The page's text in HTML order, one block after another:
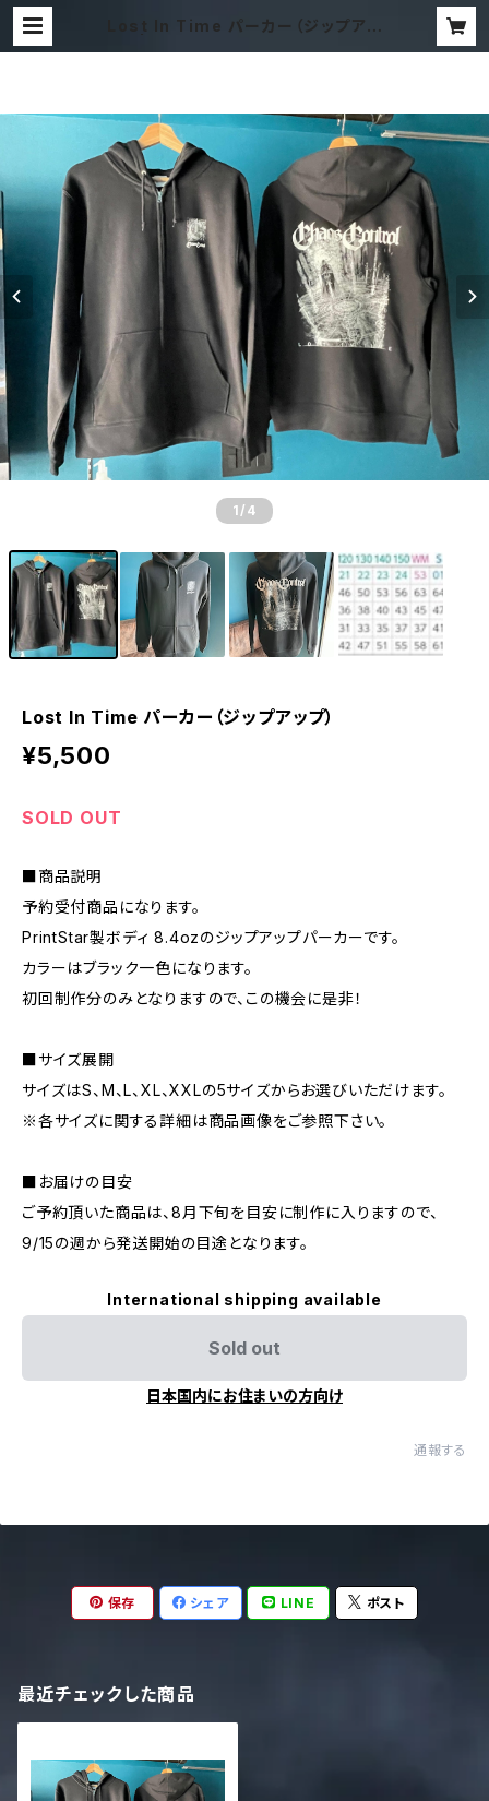
Lost In Time パーカー（ジップアッ
1 /4
Lost In Time パーカー（ジップアップ）
¥5,500
SOLD OUT
■商品説明
予約受付商品になります。
PrintStar製ボディ 8.4ozのジップアップパーカーです。
カラーはブラック一色になります。
初回制作分のみとなりますので、この機会に是非！
■サイズ展開
サイズはS、M、L、XL、XXLの5サイズからお選びいただけます。
※各サイズに関する詳細は商品画像をご参照下さい。
■お届けの目安
ご予約頂いた商品は、8月下旬を目安に制作に入りますので、
9/15の週から発送開始の目途となります。
International shipping available
Sold out
日本国内にお住まいの方向け
通報する
保存 シェア LINE ポスト
最近チェックした商品